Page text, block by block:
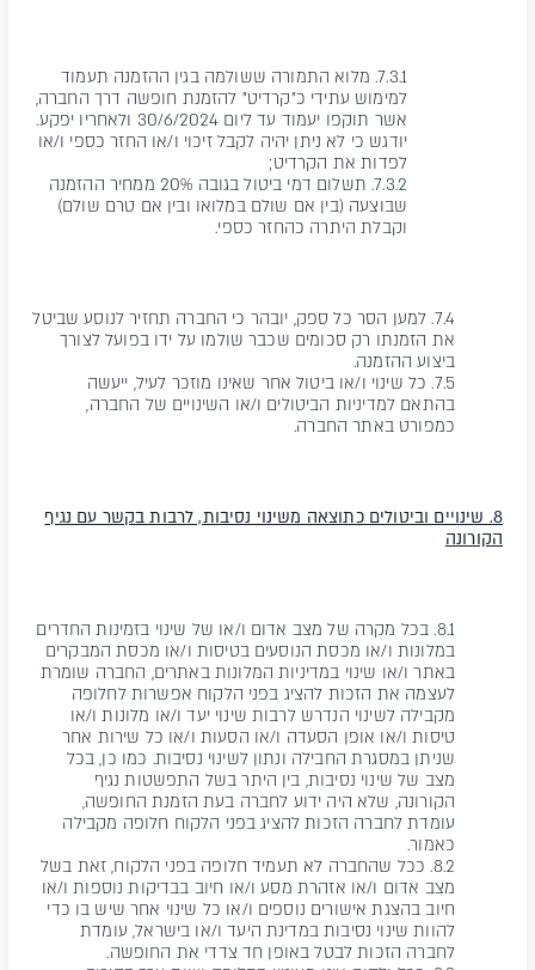
7.3.1. מלוא התמורה ששולמה בגין ההזמנה תעמוד
למימוש עתידי כ"קרדיט" להזמנת חופשה דרך החברה,
אשר תוקפו יעמוד עד ליום 30/6/2024 ולאחריו יפקע.
יודגש כי לא ניתן יהיה לקבל זיכוי ו/או החזר כספי ו/או
לפדות את הקרדיט;
7.3.2. תשלום דמי ביטול בגובה 20% ממחיר ההזמנה
שבוצעה (בין אם שולם במלואו ובין אם טרם שולם)
וקבלת היתרה כהחזר כספי.
7.4. למען הסר כל ספק, יובהר כי החברה תחזיר לנוסע שביטל
את הזמנתו רק סכומים שכבר שולמו על ידו בפועל לצורך
ביצוע ההזמנה.
7.5. כל שינוי ו/או ביטול אחר שאינו מוזכר לעיל, ייעשה
בהתאם למדיניות הביטולים ו/או השינויים של החברה,
כמפורט באתר החברה.
8. שינויים וביטולים כתוצאה משינוי נסיבות, לרבות בקשר עם נגיף
הקורונה
8.1. בכל מקרה של מצב אדום ו/או של שינוי בזמינות החדרים
במלונות ו/או מכסת הנוסעים בטיסות ו/או מכסת המבקרים
באתר ו/או שינוי במדיניות המלונות באתרים, החברה שומרת
לעצמה את הזכות להציג בפני הלקוח אפשרות לחלופה
מקבילה לשינוי הנדרש לרבות שינוי יעד ו/או מלונות ו/או
טיסות ו/או אופן הסעדה ו/או הסעות ו/או כל שירות אחר
שניתן במסגרת החבילה ונתון לשינוי נסיבות. כמו כן, בכל
מצב של שינוי נסיבות, בין היתר בשל התפשטות נגיף
הקורונה, שלא היה ידוע לחברה בעת הזמנת החופשה,
עומדת לחברה הזכות להציג בפני הלקוח חלופה מקבילה
כאמור.
8.2. ככל שהחברה לא תעמיד חלופה בפני הלקוח, זאת בשל
מצב אדום ו/או אזהרת מסע ו/או חיוב בבדיקות נוספות ו/או
חיוב בהצגת אישורים נוספים ו/או כל שינוי אחר שיש בו כדי
להוות שינוי נסיבות במדינת היעד ו/או בישראל, עומדת
לחברה הזכות לבטל באופן חד צדדי את החופשה.